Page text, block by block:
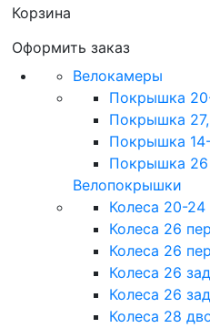
Корзина
Оформить заказ
Велокамеры
Покрышка
Покрышка
Покрышка
Покрышка 26
Велопокрышки
Колеса 20-
Колеса 26
Колеса 26
Колеса 26
Колеса 26
Колеса 28